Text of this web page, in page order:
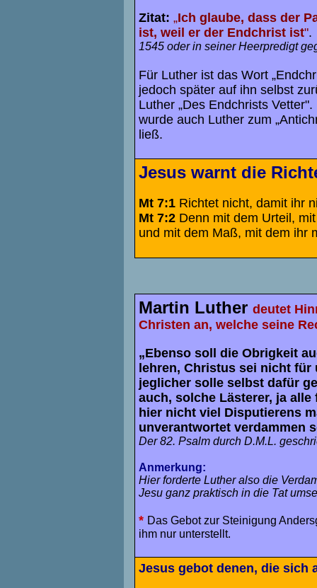
Zitat: „Ich glaube, dass der
ist, weil er der Endchrist ist".
1545 oder in seiner Heerpredigt
Für Luther ist das Wort
jedoch später auf ihn selbst
Luther „Des Endchrists
wurde auch Luther zum
ließ.
Jesus warnt die
Mt 7:1 Richtet nicht, damit ihr
Mt 7:2 Denn mit dem Urteil,
und mit dem Maß, mit dem ihr
Martin Luther deutet
Christen an, welche seine
„Ebenso soll die Obrigkeit
lehren, Christus sei nicht für
jeglicher solle selbst dafür
auch, solche Lästerer, ja
hier nicht viel Disputierens
unverantwortet verdammen
Der 82. Psalm durch D.M.L.
Anmerkung:
Hier forderte Luther also die
Jesu ganz praktisch in die Tat
* Das Gebot zur Steinigung
ihm nur unterstellt.
Jesus gebot denen, die sich